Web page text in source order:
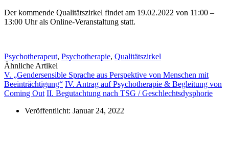
Der kommende Qualitätszirkel findet am 19.02.2022 von 11:00 –
13:00 Uhr als Online-Veranstaltung statt.
Psychotherapeut, Psychotherapie, Qualitätszirkel
Ähnliche Artikel
V. „Gendersensible Sprache aus Perspektive von Menschen mit
Beeinträchtigung“ IV. Antrag auf Psychotherapie & Begleitung von
Coming Out II. Begutachtung nach TSG / Geschlechtsdysphorie
Veröffentlicht: Januar 24, 2022